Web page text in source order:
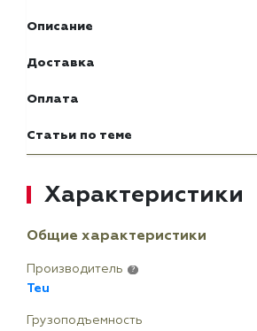
Описание
Доставка
Оплата
Статьи по теме
Характеристики
Общие характеристики
Производитель ?
Teu
Грузоподъемность